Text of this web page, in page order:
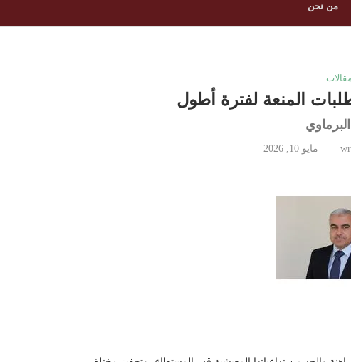
من نحن
مقالات
المنعة لفترة أطول
مايو 10, 2026